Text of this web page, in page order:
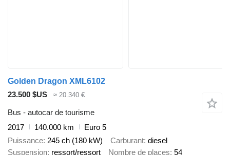
Golden Dragon XML6102
23.500 $US
≈ 20.340 €
Bus - autocar de tourisme
2017
140.000 km
Euro 5
Puissance 245 ch (180 kW) Carburant diesel
Suspension ressort/ressort Nombre de places 54